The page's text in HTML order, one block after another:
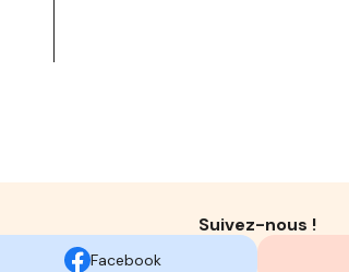
Suivez-nous !
Facebook